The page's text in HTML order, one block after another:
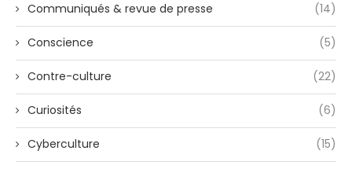
Communiqués & revue de presse (14)
Conscience (5)
Contre-culture (22)
Curiosités (6)
Cyberculture (15)